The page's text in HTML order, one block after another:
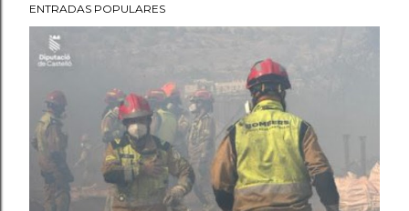
ENTRADAS POPULARES